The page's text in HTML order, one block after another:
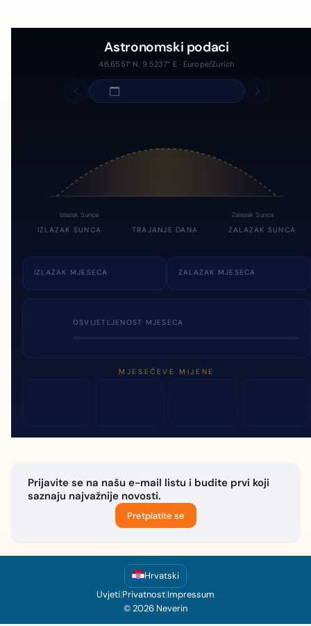
Astronomski podaci
46.6551° N, 9.5237° E · Europe/Zurich
Izlazak Sunca Zalazak Sunca
IZLAZAK SUNCA TRAJANJE DANA ZALAZAK SUNCA
IZLAZAK MJESECA ZALAZAK MJESECA
OSVIJETLJENOST MJESECA
MJESEČEVE MIJENE
Prijavite se na našu e-mail listu i budite prvi koji
saznaju najvažnije novosti.
Pretplatite se
Hrvatski
Uvjeti|Privatnost|Impressum
© 2026 Neverin